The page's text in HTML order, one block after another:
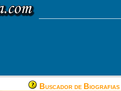
Buscador de